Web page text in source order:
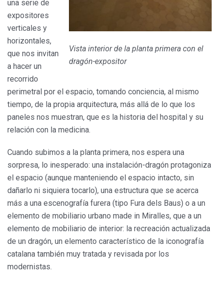
Vista interior de la planta primera con el
dragón-expositor
una serie de
expositores
verticales y
horizontales,
que nos invitan
a hacer un
recorrido
perimetral por el espacio, tomando conciencia, al mismo
tiempo, de la propia arquitectura, más allá de lo que los
paneles nos muestran, que es la historia del hospital y su
relación con la medicina.
Cuando subimos a la planta primera, nos espera una
sorpresa, lo inesperado: una instalación-dragón protagoniza
el espacio (aunque manteniendo el espacio intacto, sin
dañarlo ni siquiera tocarlo), una estructura que se acerca
más a una escenografía furera (tipo Fura dels Baus) o a un
elemento de mobiliario urbano made in Miralles, que a un
elemento de mobiliario de interior: la recreación actualizada
de un dragón, un elemento característico de la iconografía
catalana también muy tratada y revisada por los
modernistas.